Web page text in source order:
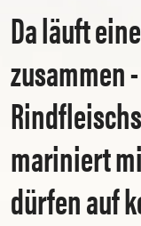
Da läuft
zusammen
mariniert
dürfen auf